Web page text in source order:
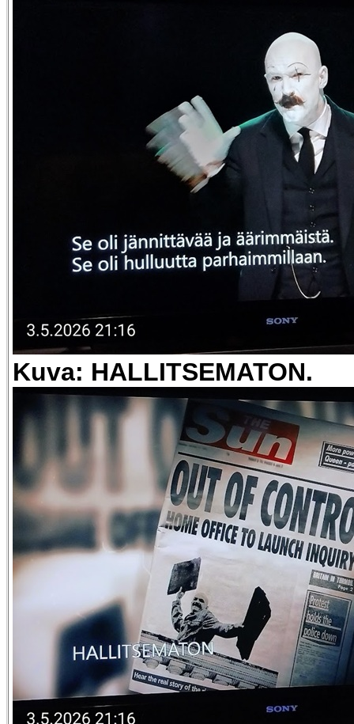
Kuva: HALLITSEMATON.